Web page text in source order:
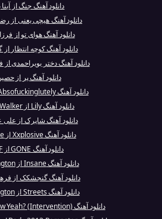
دانلود آهنگ جنگ از آینا
دانلود آهنگ هیچی یعنی از
دانلود آهنگ هوای تو از
دانلود آهنگ کوچه انتظار
دانلود آهنگ دختر بویراحمدی از
دانلود آهنگ پر از
دانلود آهنگ Absofuckinglutely از Perrie
دانلود آهنگ Lily از Alan Walker
دانلود آهنگ شاپرک از
دانلود آهنگ Xxplosive از Dr. Dre
دانلود آهنگ GONE از NF
دانلود آهنگ Insane از Kensington
دانلود آهنگ گنجشکک از
دانلود آهنگ Streets از Kensington
دانلود آهنگ Aw Yeah? (Intervention) از Tech N9ne